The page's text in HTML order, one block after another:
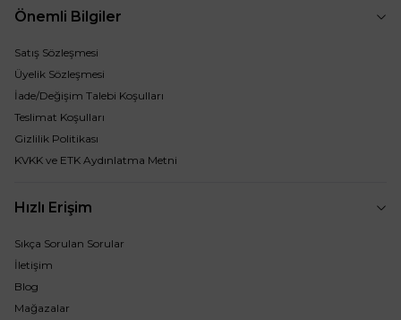
Önemli Bilgiler
Satış Sözleşmesi
Üyelik Sözleşmesi
İade/Değişim Talebi Koşulları
Teslimat Koşulları
Gizlilik Politikası
KVKK ve ETK Aydınlatma Metni
Hızlı Erişim
Sıkça Sorulan Sorular
İletişim
Blog
Mağazalar